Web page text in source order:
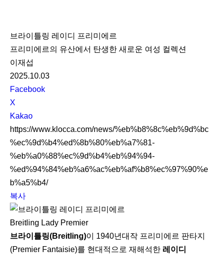
O
C
브라이틀링 레이디 프리미에르
프리미에르의 유산에서 탄생한 새로운 여성 컬렉션
이재섭
2025.10.03
S
N
S
S
h
a
r
e
Facebook
X
Kakao
https://www.klocca.com/news/%eb%b8%8c%eb%9d%bc
%ec%9d%b4%ed%8b%80%eb%a7%81-
%eb%a0%88%ec%9d%b4%eb%94%94-
%ed%94%84%eb%a6%ac%eb%af%b8%ec%97%90%e
b%a5%b4/
복사
Breitling Lady Premier
브라이틀링(Breitling)이 1940년대작 프리미에르 판타지
(Premier Fantaisie)를 현대적으로 재해석한 레이디